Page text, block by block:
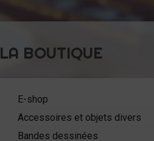
LA BOUTIQUE
E-shop
Accessoires et objets divers
Bandes dessinées